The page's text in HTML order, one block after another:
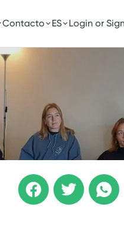
Contacto ES Login or